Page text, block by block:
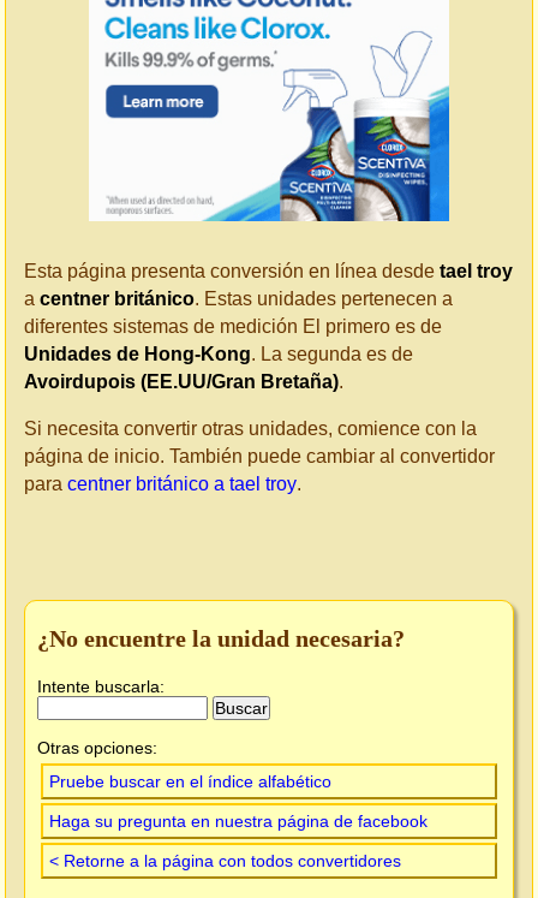
Esta página presenta conversión en línea desde tael troy
a centner británico. Estas unidades pertenecen a
diferentes sistemas de medición El primero es de
Unidades de Hong-Kong. La segunda es de
Avoirdupois (EE.UU/Gran Bretaña).
Si necesita convertir otras unidades, comience con la
página de inicio. También puede cambiar al convertidor
para centner británico a tael troy.
¿No encuentre la unidad necesaria?
Intente buscarla:
Otras opciones:
Pruebe buscar en el índice alfabético
Haga su pregunta en nuestra página de facebook
< Retorne a la página con todos convertidores